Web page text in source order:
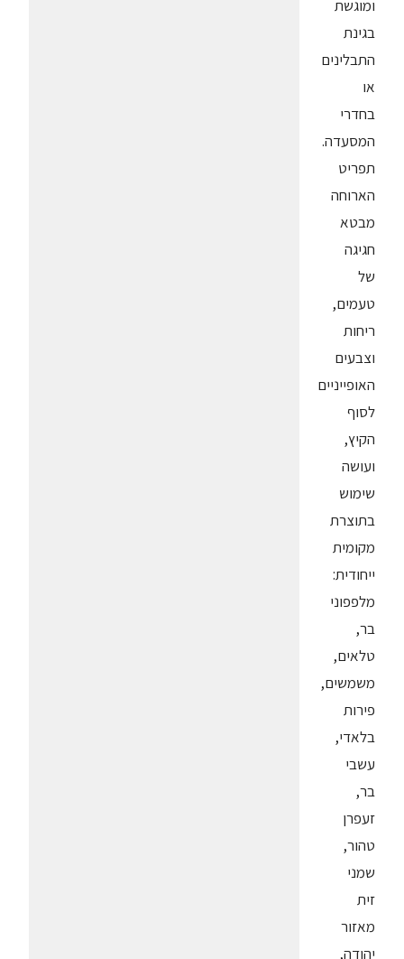
ומוגשת
בגינת
התבלינים
או
בחדרי
המסעדה.
תפריט
הארוחה
מבטא
חגיגה
של
טעמים,
ריחות
וצבעים
האופייניים
לסוף
הקיץ,
ועושה
שימוש
בתוצרת
מקומית
ייחודית:
מלפפוני
בר,
טלאים,
משמשים,
פירות
בלאדי,
עשבי
בר,
זעפרן
טהור,
שמני
זית
מאזור
יהודה,